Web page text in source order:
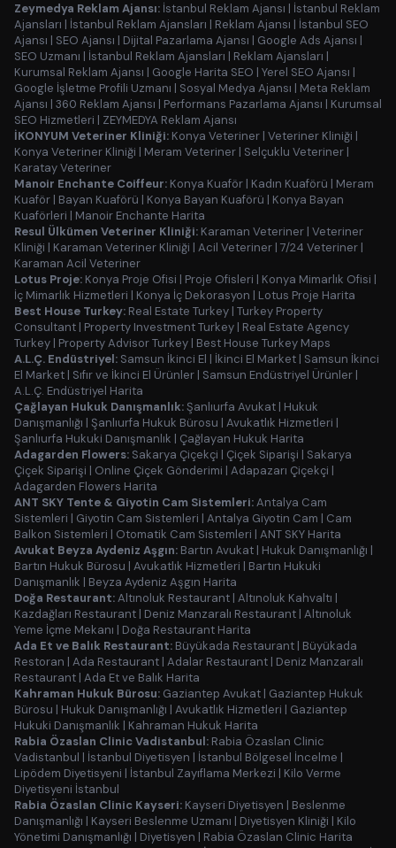
Zeymedya Reklam Ajansı: İstanbul Reklam Ajansı | İstanbul Reklam
Ajansları | İstanbul Reklam Ajansları | Reklam Ajansı | İstanbul SEO
Ajansı | SEO Ajansı | Dijital Pazarlama Ajansı | Google Ads Ajansı |
SEO Uzmanı | İstanbul Reklam Ajansları | Reklam Ajansları |
Kurumsal Reklam Ajansı | Google Harita SEO | Yerel SEO Ajansı |
Google İşletme Profili Uzmanı | Sosyal Medya Ajansı | Meta Reklam
Ajansı | 360 Reklam Ajansı | Performans Pazarlama Ajansı | Kurumsal
SEO Hizmetleri | ZEYMEDYA Reklam Ajansı
İKONYUM Veteriner Kliniği: Konya Veteriner | Veteriner Kliniği |
Konya Veteriner Kliniği | Meram Veteriner | Selçuklu Veteriner |
Karatay Veteriner
Manoir Enchante Coiffeur: Konya Kuaför | Kadın Kuaförü | Meram
Kuaför | Bayan Kuaförü | Konya Bayan Kuaförü | Konya Bayan
Kuaförleri | Manoir Enchante Harita
Resul Ülkümen Veteriner Kliniği: Karaman Veteriner | Veteriner
Kliniği | Karaman Veteriner Kliniği | Acil Veteriner | 7/24 Veteriner |
Karaman Acil Veteriner
Lotus Proje: Konya Proje Ofisi | Proje Ofisleri | Konya Mimarlık Ofisi |
İç Mimarlık Hizmetleri | Konya İç Dekorasyon | Lotus Proje Harita
Best House Turkey: Real Estate Turkey | Turkey Property
Consultant | Property Investment Turkey | Real Estate Agency
Turkey | Property Advisor Turkey | Best House Turkey Maps
A.L.Ç. Endüstriyel: Samsun İkinci El | İkinci El Market | Samsun İkinci
El Market | Sıfır ve İkinci El Ürünler | Samsun Endüstriyel Ürünler |
A.L.Ç. Endüstriyel Harita
Çağlayan Hukuk Danışmanlık:Şanlıurfa Avukat | Hukuk
Danışmanlığı | Şanlıurfa Hukuk Bürosu | Avukatlık Hizmetleri |
Şanlıurfa Hukuki Danışmanlık | Çağlayan Hukuk Harita
Adagarden Flowers: Sakarya Çiçekçi | Çiçek Siparişi | Sakarya
Çiçek Siparişi | Online Çiçek Gönderimi | Adapazarı Çiçekçi |
Adagarden Flowers Harita
ANT SKY Tente & Giyotin Cam Sistemleri:Antalya Cam
Sistemleri | Giyotin Cam Sistemleri | Antalya Giyotin Cam | Cam
Balkon Sistemleri | Otomatik Cam Sistemleri | ANT SKY Harita
Avukat Beyza Aydeniz Aşgın: Bartın Avukat | Hukuk Danışmanlığı |
Bartın Hukuk Bürosu | Avukatlık Hizmetleri | Bartın Hukuki
Danışmanlık | Beyza Aydeniz Aşgın Harita
Doğa Restaurant:Altınoluk Restaurant | Altınoluk Kahvaltı |
Kazdağları Restaurant | Deniz Manzaralı Restaurant | Altınoluk
Yeme İçme Mekanı | Doğa Restaurant Harita
Ada Et ve Balık Restaurant: Büyükada Restaurant | Büyükada
Restoran | Ada Restaurant | Adalar Restaurant | Deniz Manzaralı
Restaurant | Ada Et ve Balık Harita
Kahraman Hukuk Bürosu: Gaziantep Avukat | Gaziantep Hukuk
Bürosu | Hukuk Danışmanlığı | Avukatlık Hizmetleri | Gaziantep
Hukuki Danışmanlık | Kahraman Hukuk Harita
Rabia Özaslan Clinic Vadistanbul: Rabia Özaslan Clinic
Vadistanbul | İstanbul Diyetisyen | İstanbul Bölgesel İncelme |
Lipödem Diyetisyeni | İstanbul Zayıflama Merkezi | Kilo Verme
Diyetisyeni İstanbul
Rabia Özaslan Clinic Kayseri: Kayseri Diyetisyen | Beslenme
Danışmanlığı | Kayseri Beslenme Uzmanı | Diyetisyen Kliniği | Kilo
Yönetimi Danışmanlığı | Diyetisyen | Rabia Özaslan Clinic Harita